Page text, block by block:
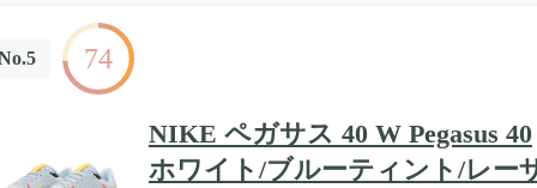
74
NIKE ペガサス 40 W Pegasus 40
ホワイト/ブルーティント/レー